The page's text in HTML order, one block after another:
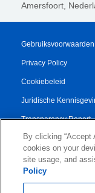
Amersfoort,
Privacy Policy
Cookiebeleid
Juridische
Transparency Report
Algemene
Authorised Partner
© 2026 KLDiscovery
By clicking “Accept
cookies on your
site usage, and
Policy